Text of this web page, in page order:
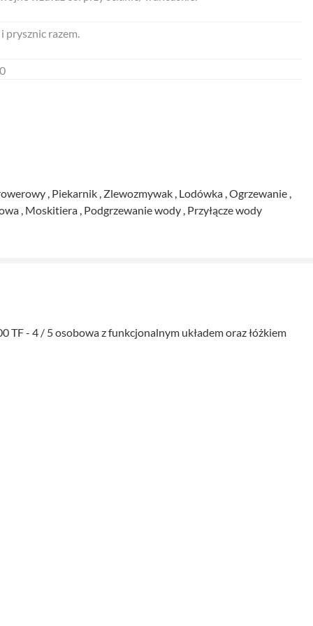
prysznic razem.
,
,
TF - 4 / 5 osobowa z funkcjonalnym układem oraz łóżkiem